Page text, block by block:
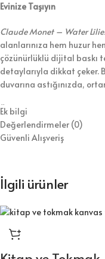
Evinize Taşıyın
Claude Monet – Water
alanlarınıza hem huzur
çözünürlüklü dijital baskı
detaylarıyla dikkat çeker.
duvarına astığınızda,
Üretiminde 1. sınıf kanvas
kullanıyoruz. Bununla
hem temizlik kolaylığı
⭐ Tablo Ürün
Ek bilgi
Değerlendirmeler (0)
Güvenli Alışveriş
İlgili ürünler